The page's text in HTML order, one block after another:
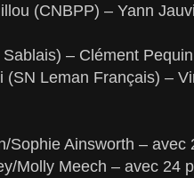
(CNBPP) – Yann
– Clément
(SN Leman Français) –
Sophie Ainsworth – avec
Molly Meech – avec 24